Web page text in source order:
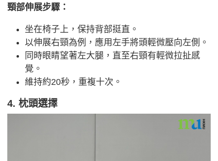
頸部伸展步驟：
坐在椅子上，保持背部挺直。
以伸展右頸為例，應用左手將頭輕微壓向左側。
同時眼睛望著左大腿，直至右頸有輕微拉扯感
覺。
維持約20秒，重複十次。
4. 枕頭選擇